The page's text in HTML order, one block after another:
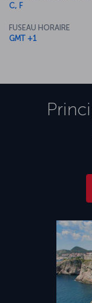
C, F
FUSEAU HORAIRE
GMT +1